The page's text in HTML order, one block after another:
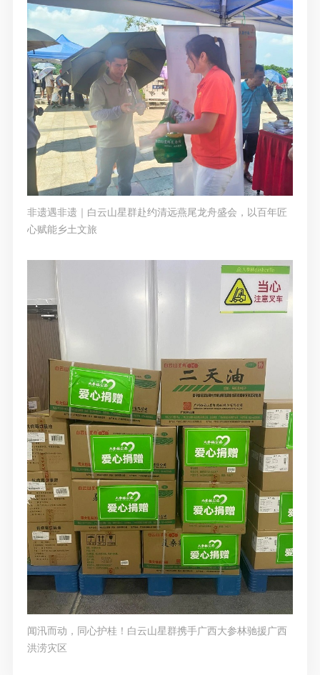
非遗遇非遗｜白云山星群赴约清远燕尾龙舟盛会，以百年匠
心赋能乡土文旅
闻汛而动，同心护桂！白云山星群携手广西大参林驰援广西
洪涝灾区